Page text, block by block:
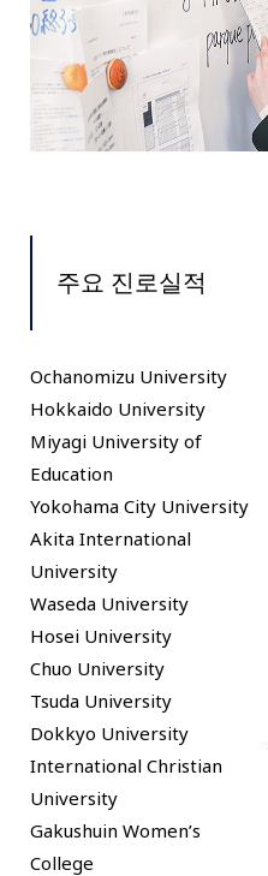
주요 진로실적
Ochanomizu University
Hokkaido University
Miyagi University of
Education
Yokohama City University
Akita International
University
Waseda University
Hosei University
Chuo University
Tsuda University
Dokkyo University
International Christian
University
Gakushuin Women’s
College